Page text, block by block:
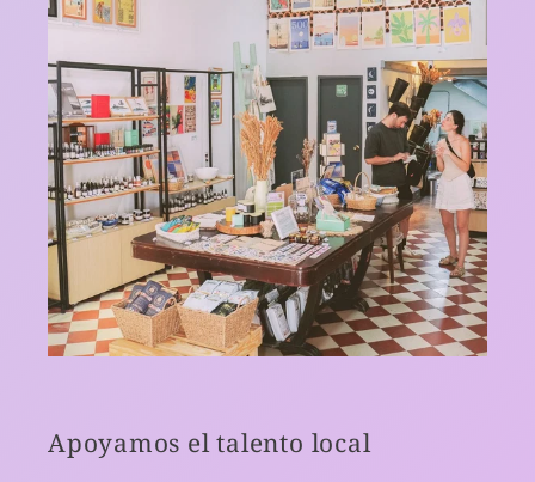
Apoyamos el talento local